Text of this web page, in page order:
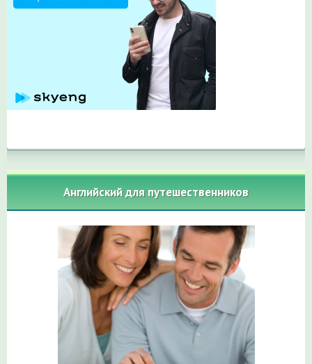
Английский для путешественников